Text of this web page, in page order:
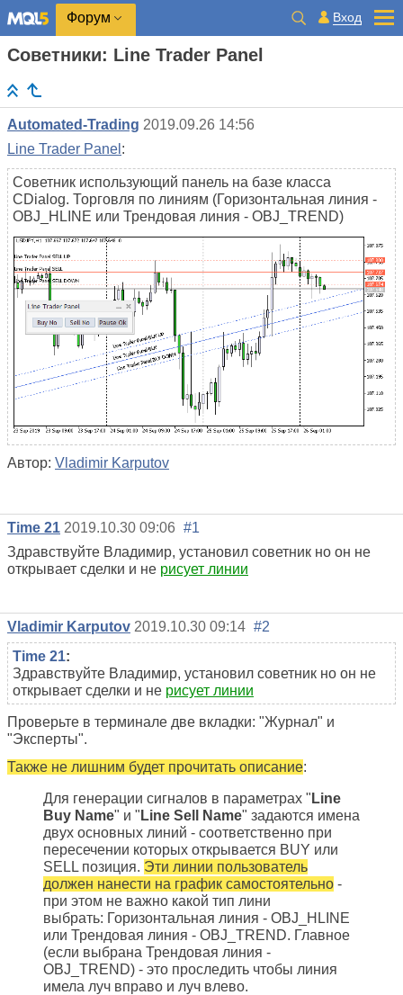
Форум Вход
Советники: Line Trader Panel
Automated-Trading 2019.09.26 14:56
Line Trader Panel :
Советник использующий панель на базе класса
CDialog. Торговля по линиям (Горизонтальная линия -
OBJ_HLINE или Трендовая линия - OBJ_TREND)
Автор: Vladimir Karputov
Time 21 2019.10.30 09:06 #1
Здравствуйте Владимир, установил советник но он не
открывает сделки и не рисует линии
Vladimir Karputov 2019.10.30 09:14 #2
Time 21:
Здравствуйте Владимир, установил советник но он не
открывает сделки и не рисует линии
Проверьте в терминале две вкладки: "Журнал" и
"Эксперты".
Также не лишним будет прочитать описание:
Для генерации сигналов в параметрах " Line
Buy Name" и " Line Sell Name" задаются имена
двух основных линий - соответственно при
пересечении которых открывается BUY или
SELL позиция. Эти линии пользователь
должен нанести на график самостоятельно -
при этом не важно какой тип лини
выбрать: Горизонтальная линия - OBJ_HLINE
или Трендовая линия - OBJ_TREND. Главное
(если выбрана Трендовая линия -
OBJ_TREND) - это проследить чтобы линия
имела луч вправо и луч влево.